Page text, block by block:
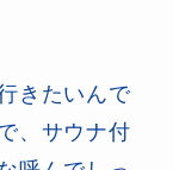
きたいんで
、サウナ付